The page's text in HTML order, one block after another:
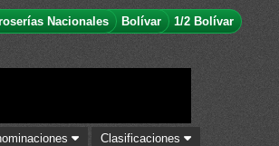
Nacionales Bolívar
1/2 Bolívar
Clasificaciones